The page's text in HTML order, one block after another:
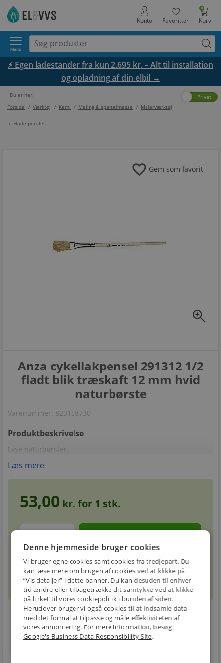
0
Kurv
Favoritter
Konto
Menu
⚡ Egen ladestander fra kun 2.695 kr. – Alt til installation
og opladning af din elbil →
Du er her:
Forside / Værktøj / Kemi / Maling & spartelmasse / Malerværktøj
/ Flade pensler
Privat
zoom_in
favorite Gem som favorit
Anza cykellakpensel 291312 1/2
fladt blik træskaft 12 mm hvid
naturbørste
Varenummer: 823158730
Produktbeskrivelse
Lyse naturbørster
Læs mere
53,00 kr. for 1 stk.
circleForventet leveringstid: 1-3 hverdage info
E-MÆRKET
local_shipping
BILLIG
FRAGT
restart_alt
RETUR
Denne hjemmeside bruger cookies
Vi bruger egne cookies samt cookies fra tredjepart. Du
kan læse mere om brugen af cookies ved at klikke på
”Vis detaljer” i dette banner. Du kan desuden til enhver
tid ændre eller tilbagetrække dit samtykke ved at klikke
på linket til vores cookiepolitik i bunden af siden.
Herudover bruger vi også cookies til at indsamle data
med det formål at tilpasse og måle effektiviteten af
vores annoncering. For mere information, besøg
Google's Business Data Responsibility Site.